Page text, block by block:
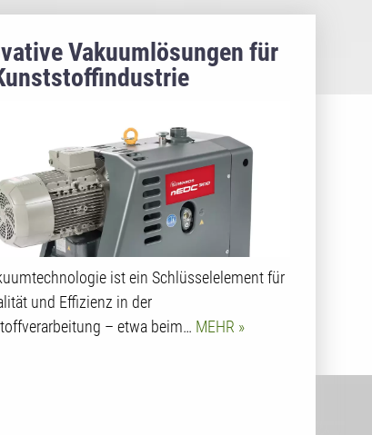
Vakuumlösungen für
ist ein Schlüsselelement für
und Effizienz in der
– etwa beim… MEHR